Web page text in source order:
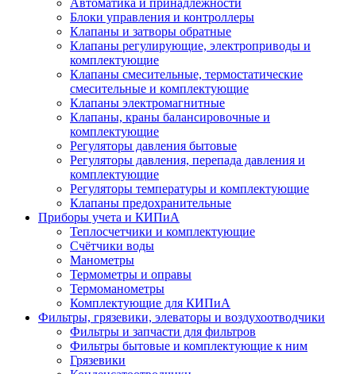
Автоматика и принадлежности
Блоки управления и контроллеры
Клапаны и затворы обратные
Клапаны регулирующие, электроприводы и
комплектующие
Клапаны смесительные, термостатические
смесительные и комплектующие
Клапаны электромагнитные
Клапаны, краны балансировочные и
комплектующие
Регуляторы давления бытовые
Регуляторы давления, перепада давления и
комплектующие
Регуляторы температуры и комплектующие
Клапаны предохранительные
Приборы учета и КИПиА
Теплосчетчики и комплектующие
Счётчики воды
Манометры
Термометры и оправы
Термоманометры
Комплектующие для КИПиА
Фильтры, грязевики, элеваторы и воздухоотводчики
Фильтры и запчасти для фильтров
Фильтры бытовые и комплектующие к ним
Грязевики